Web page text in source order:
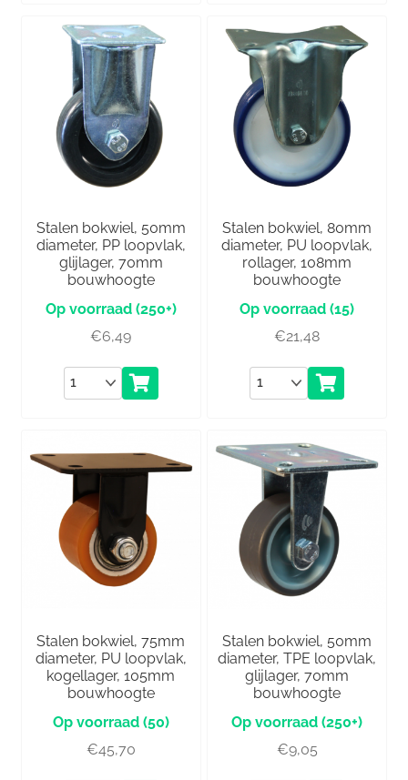
Stalen bokwiel, 50mm
diameter, PP loopvlak,
glijlager, 70mm
bouwhoogte
(250+)
€6,49
Aantal
Stalen bokwiel, 80mm
diameter, PU loopvlak,
rollager, 108mm
bouwhoogte
(15)
€21,48
Aantal
Stalen bokwiel, 75mm
diameter, PU loopvlak,
kogellager, 105mm
bouwhoogte
(50)
€45,70
Stalen bokwiel, 50mm
diameter, TPE loopvlak,
glijlager, 70mm
bouwhoogte
(250+)
€9,05